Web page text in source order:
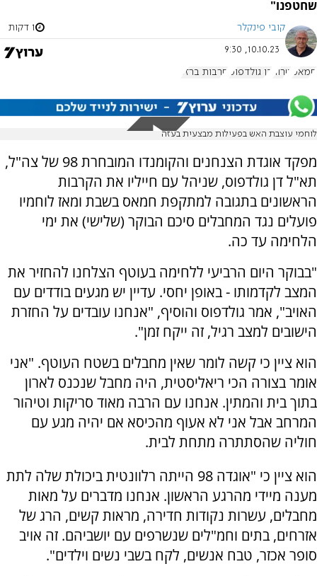
שחטפנו"
קובי פינקלר 1 דקות
10.10.23, 9:30
חמאס טרור דן גולדפוס חרבות ברזל
לוחמי עוצבת האש בפעילות מבצעית בעזה
מפקד אוגדת הצנחנים והקומנדו המובחרת 98 של צה"ל,
תא"ל דן גולדפוס, שניהל עם חייליו את הקרבות
הראשונים בתגובה למתקפת חמאס בשבת ומאז לוחמיו
פועלים נגד המחבלים סיכם הבוקר (שלישי) את ימי
הלחימה עד כה.
"בבוקר היום הרביעי ללחימה בעוטף הצלחנו להחזיר את
המצב לקדמותו - באופן יחסי. עדיין יש מגעים בודדים עם
האויב", אמר גולדפוס והוסיף, "אנחנו עובדים על החזרת
הישובים למצב רגיל, זה ייקח זמן".
הוא ציין כי קשה לומר שאין מחבלים בשטח העוטף. "אני
אומר בצורה הכי ריאליסטית, היה מחבל שנכנס לארון
בתוך בית והמתין. אנחנו עם הרבה מאוד סריקות וטיהור
המרחב אבל אני לא אעוף מהכיסא אם יהיה מגע עם
חוליה שהסתתרה מתחת לבית.
הוא ציין כי "אוגדה 98 הייתה רלוונטית ביכולת שלה לתת
מענה מיידי מהרגע הראשון. אנחנו מדברים על מאות
מחבלים, עשרות נקודות חדירה, מראות קשים, הרג של
אזרחים, בתים וחמ"לים שנשרפים עם יושביהם. זה אויב
סופר אכזר, טבח אנשים, לקח בשבי נשים וילדים".